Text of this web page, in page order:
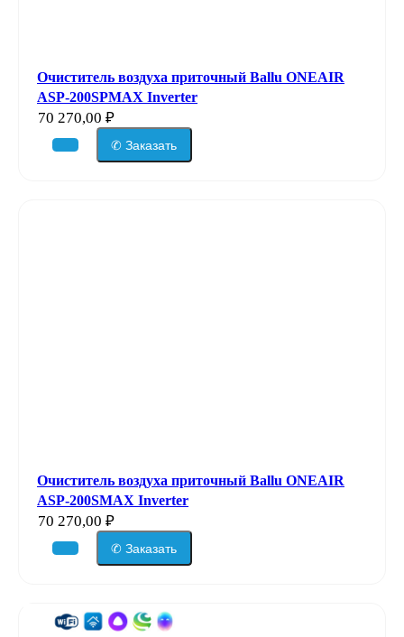
Очиститель воздуха приточный Ballu ONEAIR
ASP-200SPMAX Inverter
70 270,00 ₽
✆ Заказать
Очиститель воздуха приточный Ballu ONEAIR
ASP-200SMAX Inverter
70 270,00 ₽
✆ Заказать